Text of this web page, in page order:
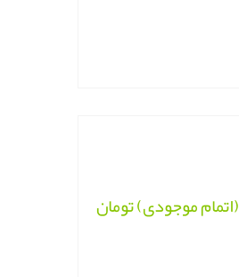
(اتمام موجودی)تومان